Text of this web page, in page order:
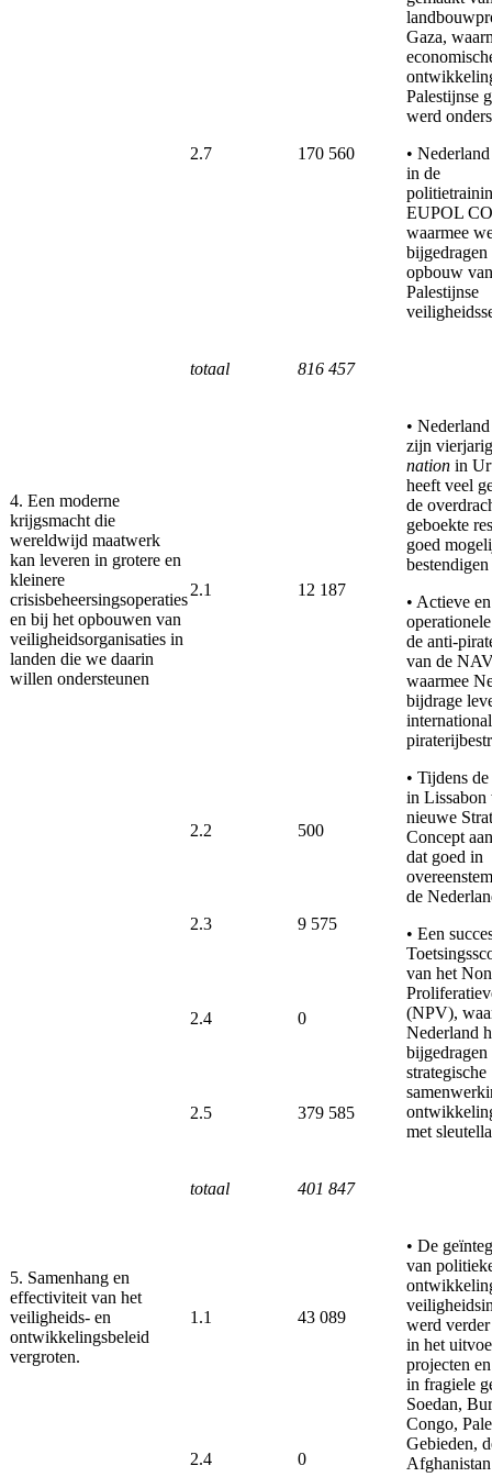
Gaza,
Palestijnse
werd
•
in de
EUPOL
waarmee
bijgedragen
opbouw
Palestijnse
2.7 170 560
totaal 816 457
4. Een moderne
krijgsmacht die
wereldwijd maatwerk
kan leveren in grotere en
kleinere
crisisbeheersingsoperaties
en bij het opbouwen van
veiligheidsorganisaties in
landen die we daarin
willen ondersteunen
2.1 12 187
•
zijn
nation in
heeft veel
de
geboekte
goed
bestendigen
• Actieve
de anti-
van de
waarmee
bijdrage
• Tijdens
in Lissabon
nieuwe
Concept
dat goed in
de
• Een
van het
(NPV),
Nederland
bijgedragen
strategische
met
2.2 500
2.3 9 575
2.4 0
2.5 379 585
totaal 401 847
5. Samenhang en
effectiviteit van het
veiligheids- en
ontwikkelingsbeleid
vergroten.
1.1 43 089
• De
van
werd
in het
projecten
in fragiele
Soedan,
Congo,
Gebieden,
Afghanistan
2.4 0